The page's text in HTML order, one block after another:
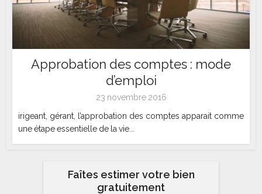
Approbation des comptes : mode
d’emploi
23 novembre 2016
irigeant, gérant, l’approbation des comptes apparait comme
une étape essentielle de la vie...
Faîtes estimer votre bien
gratuitement